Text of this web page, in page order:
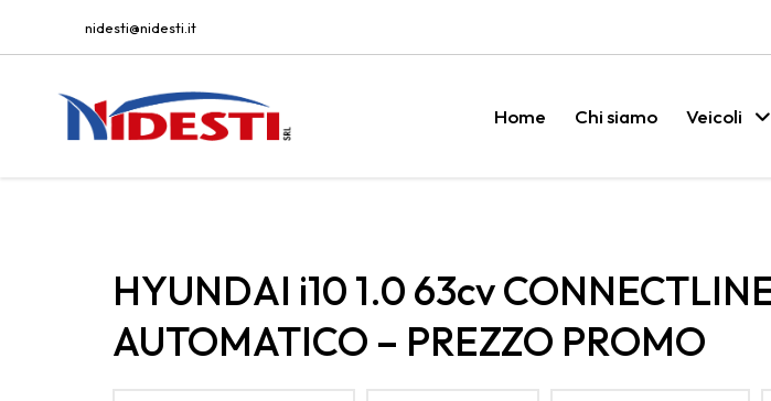
nidesti@nidesti.it
Home Chi siamo Veicoli
HYUNDAI i10 1.0 63cv
AUTOMATICO – PREZZO PROMO